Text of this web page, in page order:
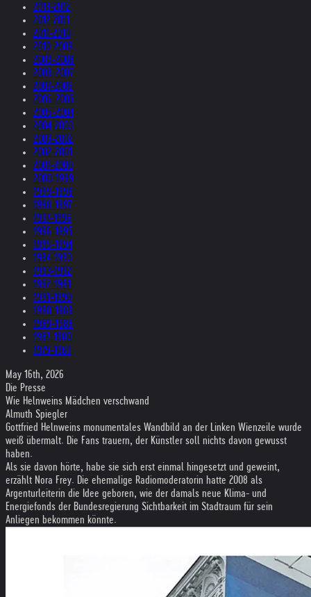
2013-2012
2012-2011
2011-2010
2010-2009
2009-2008
2008-2007
2007-2006
2006-2005
2005-2004
2004-2003
2003-2002
2002-2001
2001-2000
2000-1999
1999-1998
1998-1997
1997-1996
1996-1995
1995-1994
1994-1993
1993-1992
1992-1991
1991-1990
1990-1989
1989-1988
1987-1980
1979-1969
May 16th, 2026
Die Presse
Wie Heln­weins Mäd­chen ver­schwand
Almuth Spiegler
Gott­fried Heln­weins monu­men­ta­les Wand­bild an der Lin­ken Wien­zeile wurde
weiß über­malt. Die Fans trau­ern, der Künst­ler soll nichts davon gewusst
haben.
Als sie davon hörte, habe sie sich erst einmal hingesetzt und geweint,
erzählt Nora Frey. Die ehemalige Radiomoderatorin hatte 2008 als
Argenturleiterin die Idee geboren, wie der damals neue Klima- und
Energiefonds der Bundesregierung Sichtbarkeit im Stadtraum für sein
Anliegen bekommen könnte.